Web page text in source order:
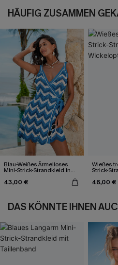
HÄUFIG ZUSAMMEN
Blau-Weißes Ärmelloses
Mini-Strick-Strandkleid in
43,00 €
Wießes
Strick-
46,00 €
DAS KÖNNTE IHNEN